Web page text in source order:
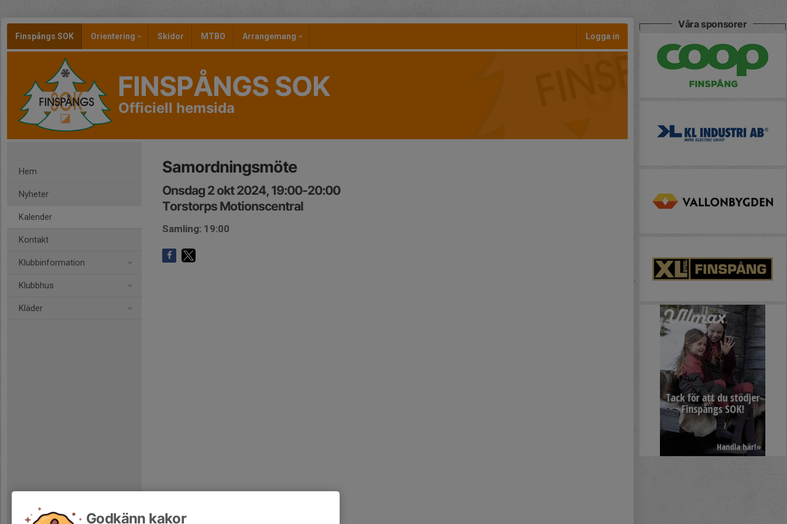
Finspångs SOK Orientering Skidor MTBO Arrangemang Logga in
FINSPÅNGS SOK
Officiell hemsida
Hem
Nyheter
Kalender
Kontakt
Klubbinformation
Klubbhus
Kläder
Samordningsmöte
Onsdag 2 okt 2024, 19:00-20:00
Torstorps Motionscentral
Samling: 19:00
Våra sponsorer
Godkänn kakor